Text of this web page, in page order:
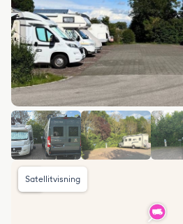
Satellitvisning